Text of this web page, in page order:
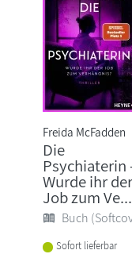
Freida McFadden
Die
Psychiaterin
Wurde ihr der
Job zum Ve...
Buch
Sofort lieferbar